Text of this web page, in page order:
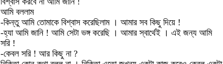
আমি বললাম
-কিন্তু আমি তোমাকে বিশ্বাস করেছিলাম । আমার সব কিছু দিয়ে !
-হ্যা আমি জানি ! আমি সেটা ভঙ্গ করেছি । আমার স্বার্থেই । এই জন্য আমি
সরি !
-কেবল সরি ! আর কিছু না ?